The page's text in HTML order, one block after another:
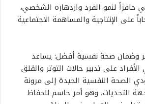
حافزاً لنمو الفرد وازدهاره الشخصي،
على الإنتاجية والمساهمة الاجتماعية
وضمان صحة نفسية أفضل: يساعد
على تدبير حالات التوتر والقلق
الصحة النفسية الجيدة إلى مرونة
التحديات، وهو أمر حاسم للحفاظ